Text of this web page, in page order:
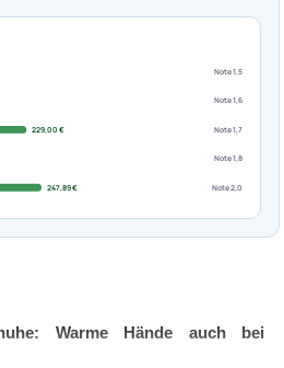
Note 1,5
Note 1,6
229,00 €
Note 1,7
Note 1,8
247,89 €
Note 2,0
Warme Hände auch bei